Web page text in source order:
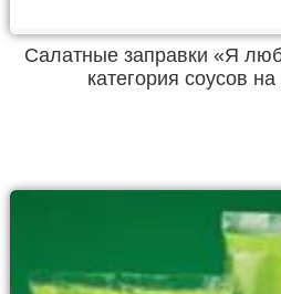
Салатные заправки «Я
категория соусов